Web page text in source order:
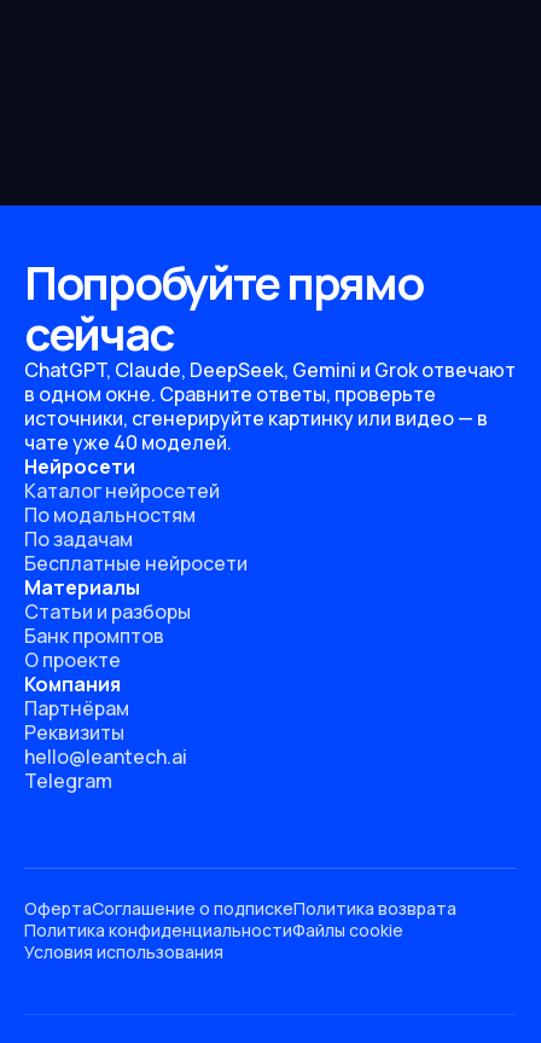
Попробуйте прямо
сейчас
ChatGPT, Claude, DeepSeek, Gemini и Grok отвечают
в одном окне. Сравните ответы, проверьте
источники, сгенерируйте картинку или видео — в
чате уже 40 моделей.
Нейросети
Каталог нейросетей
По модальностям
По задачам
Бесплатные нейросети
Материалы
Статьи и разборы
Банк промптов
О проекте
Компания
Партнёрам
Реквизиты
hello@leantech.ai
Telegram
ОфертаСоглашение о подпискеПолитика возврата
Политика конфиденциальностиФайлы cookie
Условия использования